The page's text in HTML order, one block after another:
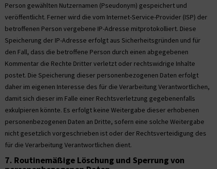
Person gewählten Nutzernamen (Pseudonym) gespeichert und
veröffentlicht. Ferner wird die vom Internet-Service-Provider (ISP) der
betroffenen Person vergebene IP-Adresse mitprotokolliert. Diese
Speicherung der IP-Adresse erfolgt aus Sicherheitsgründen und für
den Fall, dass die betroffene Person durch einen abgegebenen
Kommentar die Rechte Dritter verletzt oder rechtswidrige Inhalte
postet. Die Speicherung dieser personenbezogenen Daten erfolgt
daher im eigenen Interesse des für die Verarbeitung Verantwortlichen,
damit sich dieser im Falle einer Rechtsverletzung gegebenenfalls
exkulpieren könnte. Es erfolgt keine Weitergabe dieser erhobenen
personenbezogenen Daten an Dritte, sofern eine solche Weitergabe
nicht gesetzlich vorgeschrieben ist oder der Rechtsverteidigung des
für die Verarbeitung Verantwortlichen dient.
7. Routinemäßige Löschung und Sperrung von